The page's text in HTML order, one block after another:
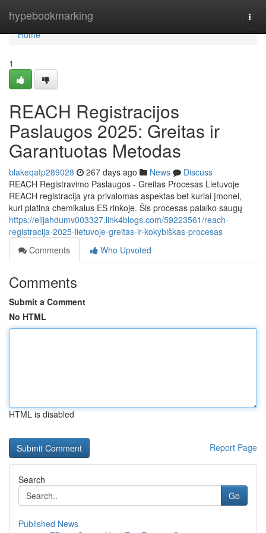
hypebookmarking
Home
Home
1
REACH Registracijos
Paslaugos 2025: Greitas ir
Garantuotas Metodas
blakeqatp289028 267 days ago News
Discuss
REACH Registravimo Paslaugos - Greitas Procesas Lietuvoje
REACH registracija yra privalomas aspektas bet kuriai įmonei,
kuri platina chemikalus ES rinkoje. Šis procesas palaiko saugų
https://elijahdumv003327.link4blogs.com/59223561/reach-
registracija-2025-lietuvoje-greitas-ir-kokybiškas-procesas
Comments
Who Upvoted
Comments
Submit a Comment
No HTML
HTML is disabled
Report Page
Search
Go
Published News